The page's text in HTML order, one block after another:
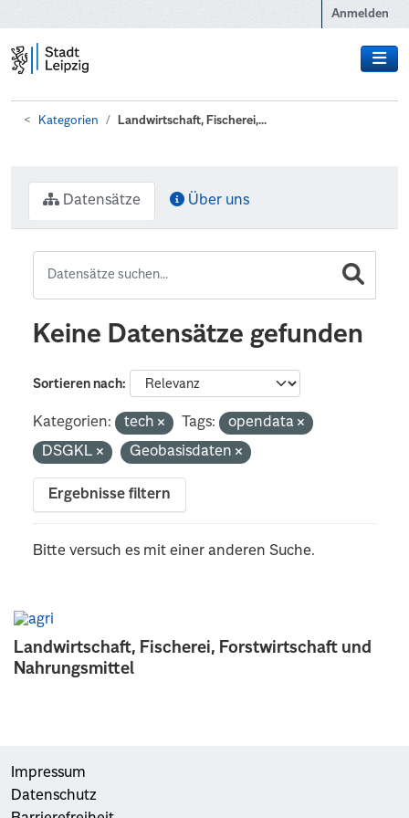
Anmelden
Kategorien Landwirtschaft, Fischerei,...
Landwirtschaft, Fischerei, Forstwirtschaft und
Nahrungsmittel
Datensätze Über uns
Keine Datensätze gefunden
Sortieren nach
Kategorien: tech Tags:
opendata
DSGKL
Geobasisdaten
Ergebnisse filtern
Bitte versuch es mit einer anderen Suche.
Impressum
Datenschutz